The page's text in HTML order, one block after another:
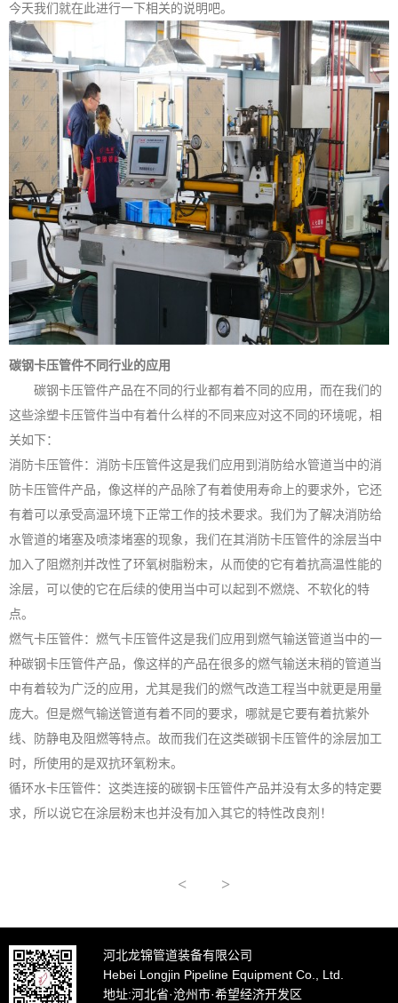
今天我们就在此进行一下相关的说明吧。
碳钢卡压管件不同行业的应用
碳钢卡压管件产品在不同的行业都有着不同的应用，而在我们的
这些涂塑卡压管件当中有着什么样的不同来应对这不同的环境呢，相
关如下：
消防卡压管件：消防卡压管件这是我们应用到消防给水管道当中的消
防卡压管件产品，像这样的产品除了有着使用寿命上的要求外，它还
有着可以承受高温环境下正常工作的技术要求。我们为了解决消防给
水管道的堵塞及喷漆堵塞的现象，我们在其消防卡压管件的涂层当中
加入了阻燃剂并改性了环氧树脂粉末，从而使的它有着抗高温性能的
涂层，可以使的它在后续的使用当中可以起到不燃烧、不软化的特
点。
燃气卡压管件：燃气卡压管件这是我们应用到燃气输送管道当中的一
种碳钢卡压管件产品，像这样的产品在很多的燃气输送末稍的管道当
中有着较为广泛的应用，尤其是我们的燃气改造工程当中就更是用量
庞大。但是燃气输送管道有着不同的要求，哪就是它要有着抗紫外
线、防静电及阻燃等特点。故而我们在这类碳钢卡压管件的涂层加工
时，所使用的是双抗环氧粉末。
循环水卡压管件：这类连接的碳钢卡压管件产品并没有太多的特定要
求，所以说它在涂层粉末也并没有加入其它的特性改良剂！
< >
河北龙锦管道装备有限公司
Hebei Longjin Pipeline Equipment Co., Ltd.
地址:河北省·沧州市·希望经济开发区